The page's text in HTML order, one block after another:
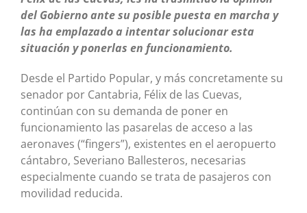
del Gobierno ante su posible puesta en marcha y
las ha emplazado a intentar solucionar esta
situación y ponerlas en funcionamiento.
Desde el Partido Popular, y más concretamente su
senador por Cantabria, Félix de las Cuevas,
continúan con su demanda de poner en
funcionamiento las pasarelas de acceso a las
aeronaves (“fingers”), existentes en el aeropuerto
cántabro, Severiano Ballesteros, necesarias
especialmente cuando se trata de pasajeros con
movilidad reducida.